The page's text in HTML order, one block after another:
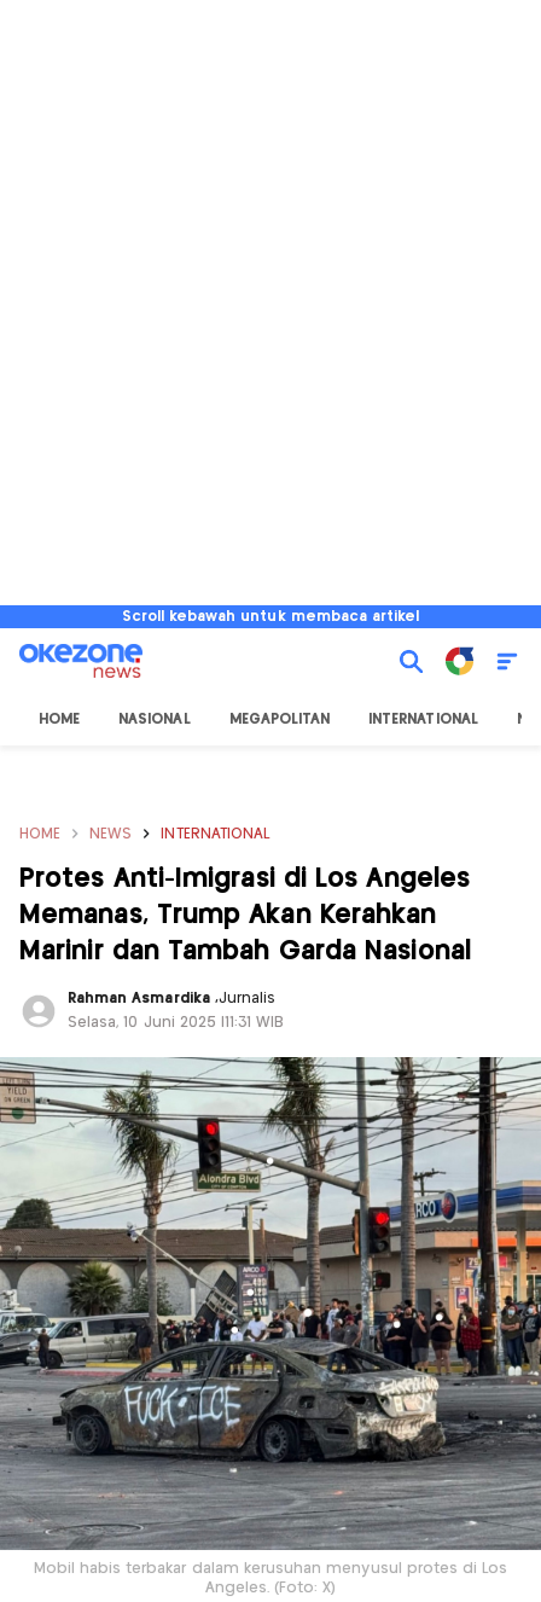
Scroll kebawah untuk membaca artikel
HOME NASIONAL MEGAPOLITAN INTERNATIONAL
HOME NEWS INTERNATIONAL
Protes Anti-Imigrasi di Los Angeles
Memanas, Trump Akan Kerahkan
Marinir dan Tambah Garda Nasional
Rahman Asmardika ,Jurnalis
Selasa, 10 Juni 2025 |11:31 WIB
Mobil habis terbakar dalam kerusuhan menyusul protes di Los
Angeles. (Foto: X)